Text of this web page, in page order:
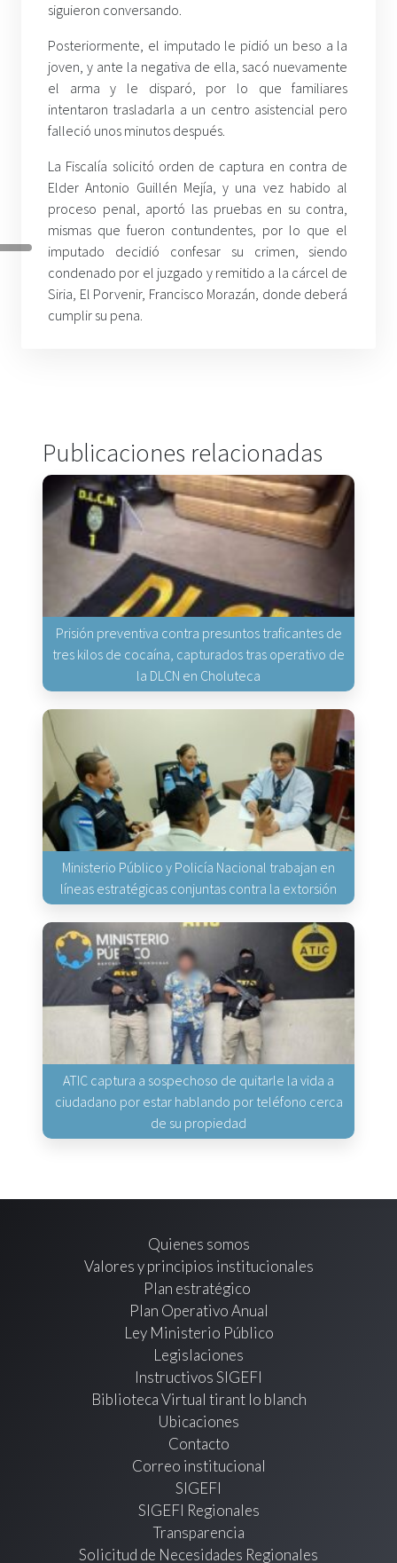
siguieron conversando.
Posteriormente, el imputado le pidió un beso a la
joven, y ante la negativa de ella, sacó nuevamente
el arma y le disparó, por lo que familiares
intentaron trasladarla a un centro asistencial pero
falleció unos minutos después.
La Fiscalía solicitó orden de captura en contra de
Elder Antonio Guillén Mejía, y una vez habido al
proceso penal, aportó las pruebas en su contra,
mismas que fueron contundentes, por lo que el
imputado decidió confesar su crimen, siendo
condenado por el juzgado y remitido a la cárcel de
Siria, El Porvenir, Francisco Morazán, donde deberá
cumplir su pena.
Publicaciones relacionadas
Prisión preventiva contra presuntos traficantes de
tres kilos de cocaína, capturados tras operativo de
la DLCN en Choluteca
Ministerio Público y Policía Nacional trabajan en
líneas estratégicas conjuntas contra la extorsión
ATIC captura a sospechoso de quitarle la vida a
ciudadano por estar hablando por teléfono cerca
de su propiedad
Quienes somos
Valores y principios institucionales
Plan estratégico
Plan Operativo Anual
Ley Ministerio Público
Legislaciones
Instructivos SIGEFI
Biblioteca Virtual tirant lo blanch
Ubicaciones
Contacto
Correo institucional
SIGEFI
SIGEFI Regionales
Transparencia
Solicitud de Necesidades Regionales